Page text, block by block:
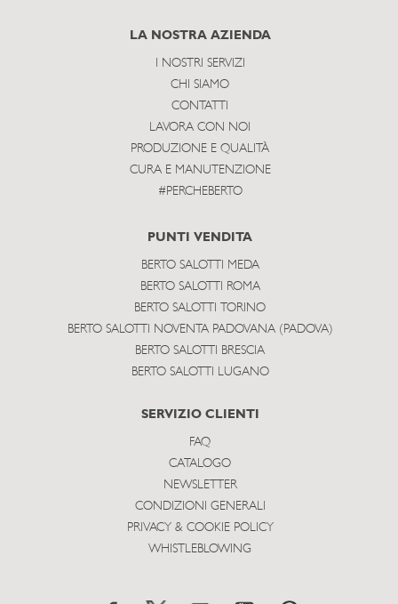
subscribe
LA NOSTRA AZIENDA
I NOSTRI SERVIZI
CHI SIAMO
CONTATTI
LAVORA CON NOI
PRODUZIONE E QUALITÀ
CURA E MANUTENZIONE
#PERCHEBERTO
PUNTI VENDITA
BERTO SALOTTI MEDA
BERTO SALOTTI ROMA
BERTO SALOTTI TORINO
BERTO SALOTTI NOVENTA PADOVANA (PADOVA)
BERTO SALOTTI BRESCIA
BERTO SALOTTI LUGANO
SERVIZIO CLIENTI
FAQ
CATALOGO
NEWSLETTER
CONDIZIONI GENERALI
PRIVACY & COOKIE POLICY
WHISTLEBLOWING